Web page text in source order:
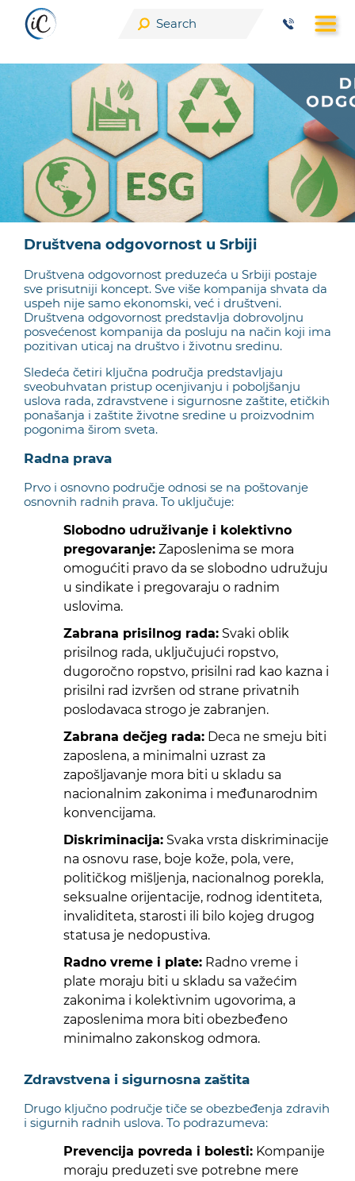
Skip
Društvena odgovornost u Srbiji
Društvena odgovornost preduzeća u Srbiji postaje
sve prisutniji koncept. Sve više kompanija shvata da
uspeh nije samo ekonomski, već i društveni.
Društvena odgovornost predstavlja dobrovoljnu
posvećenost kompanija da posluju na način koji ima
pozitivan uticaj na društvo i životnu sredinu.
Sledeća četiri ključna područja predstavljaju
sveobuhvatan pristup ocenjivanju i poboljšanju
uslova rada, zdravstvene i sigurnosne zaštite, etičkih
ponašanja i zaštite životne sredine u proizvodnim
pogonima širom sveta.
Radna prava
Prvo i osnovno područje odnosi se na poštovanje
osnovnih radnih prava. To uključuje:
Slobodno udruživanje i kolektivno
pregovaranje: Zaposlenima se mora
omogućiti pravo da se slobodno udružuju
u sindikate i pregovaraju o radnim
uslovima.
Zabrana prisilnog rada: Svaki oblik
prisilnog rada, uključujući ropstvo,
dugoročno ropstvo, prisilni rad kao kazna i
prisilni rad izvršen od strane privatnih
poslodavaca strogo je zabranjen.
Zabrana dečjeg rada: Deca ne smeju biti
zaposlena, a minimalni uzrast za
zapošljavanje mora biti u skladu sa
nacionalnim zakonima i međunarodnim
konvencijama.
Diskriminacija: Svaka vrsta diskriminacije
na osnovu rase, boje kože, pola, vere,
političkog mišljenja, nacionalnog porekla,
seksualne orijentacije, rodnog identiteta,
invaliditeta, starosti ili bilo kojeg drugog
statusa je nedopustiva.
Radno vreme i plate: Radno vreme i
plate moraju biti u skladu sa važećim
zakonima i kolektivnim ugovorima, a
zaposlenima mora biti obezbeđeno
minimalno zakonskog odmora.
Zdravstvena i sigurnosna zaštita
Drugo ključno područje tiče se obezbeđenja zdravih
i sigurnih radnih uslova. To podrazumeva:
Prevencija povreda i bolesti: Kompanije
moraju preduzeti sve potrebne mere